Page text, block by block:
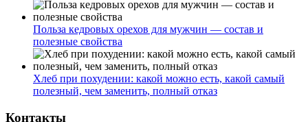
Польза кедровых орехов для мужчин — состав и
полезные свойства
Хлеб при похудении: какой можно есть, какой самый
полезный, чем заменить, полный отказ
Контакты